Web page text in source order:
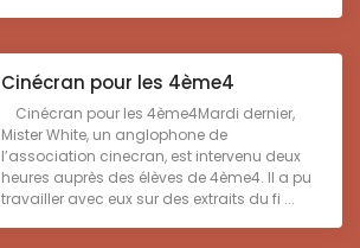
Cinécran pour les 4ème4
Cinécran pour les 4ème4Mardi dernier,
Mister White, un anglophone de
l’association cinecran, est intervenu deux
heures auprès des élèves de 4ème4. Il a pu
travailler avec eux sur des extraits du fi ...